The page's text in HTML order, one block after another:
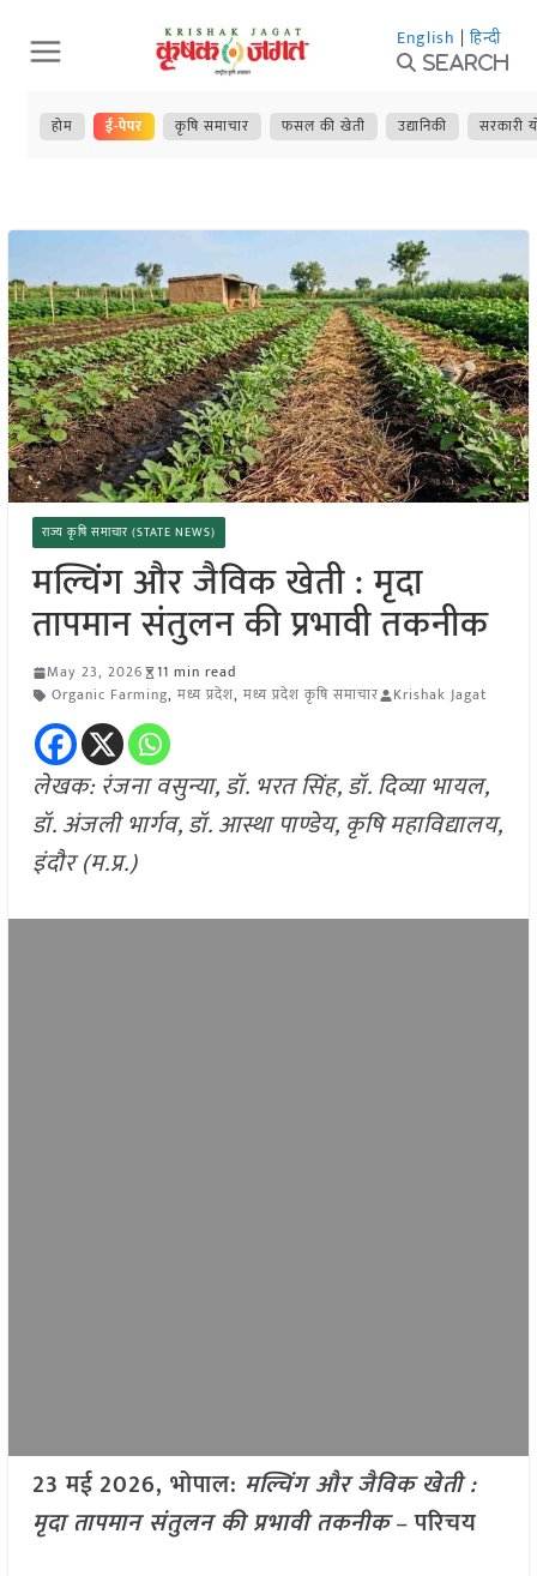
Skip
to
content
English | हिन्दी
Search
होम ई-पेपर कृषि समाचार फसल की खेती उद्यानिकी सरकारी
राज्य कृषि समाचार (STATE NEWS)
मल्चिंग और जैविक खेती : मृदा
तापमान संतुलन की प्रभावी तकनीक
May 23, 2026
11 min read
Organic Farming, मध्य प्रदेश, मध्य प्रदेश कृषि समाचार Krishak Jagat
लेखक: रंजना वसुन्या, डॉ. भरत सिंह, डॉ. दिव्या भायल,
डॉ. अंजली भार्गव, डॉ. आस्था पाण्डेय, कृषि महाविद्यालय,
इंदौर (म.प्र.)
23 मई2026, भोपाल: मल्चिंग और जैविक खेती :
मृदा तापमान संतुलन की प्रभावी तकनीक–परिचय